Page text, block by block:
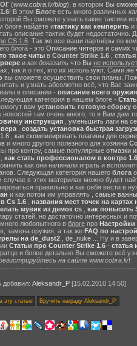
(www.cobra.lv/blog), в котором Вы
! В этом Блогеесть много различных
Вы сможете узнать какие тактики
блоге найдёте итактику как кемперитьи
описание тактик будет
CS 1.6 . Так же все ваши партнёры по
блога - это Описание читеров и самих
такое читы в Counter Strike 1.6 статья
и как доказать что Вы не
так и о тех, кто их используют. Сами же
вы сможете осуществить свои планы.
и узнать абсолютно всё, что Вас
в описании - описание всего
категория в нашем блоге -
вам установить готовую сборку
новостей там очень много, то я Вам дам
инструкция, уменьшить лаги на
, создать установка быстрая
, как скомпилировать плагины для
и много другого полезного для хозяина
про контру, самые популярные отмазки
как стать профессионалом в контре 1.6
как они начинали играть и
Следующая категория нашего блога
в этих материлах можно будет
правильно и как себя вести в
и как потом им управлять , самые
Cs 1.6, названия мест точек на картах
мувик из демок cs, как повысить
статей, но достаточно интересных и
любопытного в блогепро
замена оружия, а так же FAQ по
на de_dust2 de_nuke ... Ну и в
Статьи про Counter Strike 1.6- статья
и более детально Вы сможете всё
на сайте www.cobra.lv!
добавил: Aleksandr_P [15.02.2010 14:50]